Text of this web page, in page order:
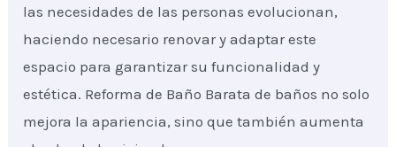
las necesidades de las personas evolucionan,
haciendo necesario renovar y adaptar este
espacio para garantizar su funcionalidad y
estética. Reforma de Baño Barata de baños no solo
mejora la apariencia, sino que también aumenta